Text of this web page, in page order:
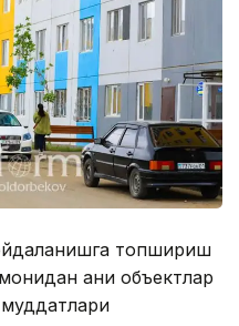
топшириш
аниқ объектлар